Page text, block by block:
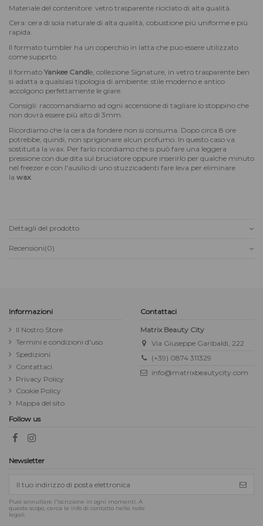
Materiale del contenitore: vetro trasparente riciclato di alta qualità.
Cera: cera di soia naturale di alta qualità, cobustione più uniforme e più
rapida.
Il formato tumbler ha un coperchio in latta che puo essere utilizzato
come supprto.
Il formato Yankee Candle, collezione Signature, in vetro trasparente ben
si adatta a qualsiasi tipologia di ambiente: stile moderno e antico
accolgono perfettamente le giare.
Consigli: raccomandiamo ad ogni accensione di tagliare lo stoppino che
non dovrà essere più alto di 3mm.
Ricordiamo che la cera da fondere non si consuma. Dopo circa 8 ore
potrebbe, quindi, non sprigionare alcun profumo. In questo caso va
sostituita la wax. Per farlo ricordiamo che si può fare una leggera
pressione con due dita sul bruciatore oppure inserirlo per qualche minuto
nel freezer e con l'ausilio di uno stuzzicadenti fare leva per eliminare
la wax.
Dettagli del prodotto
Recensioni(0)
Informazioni
Il Nostro Store
Termini e condizioni d'uso
Spedizioni
Contattaci
Privacy Policy
Cookie Policy
Mappa del sito
Contattaci
Matrix Beauty City
Via Giuseppe Garibaldi, 222
(+39) 0874 311329
info@matrixbeautycity.com
Follow us
Newsletter
Puoi annullare l'iscrizione in ogni momenti. A
questo scopo, cerca le info di contatto nelle note
legali.